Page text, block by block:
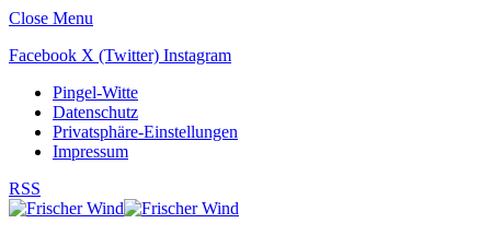
Close Menu
Facebook X (Twitter) Instagram
Pingel-Witte
Datenschutz
Privatsphäre-Einstellungen
Impressum
RSS